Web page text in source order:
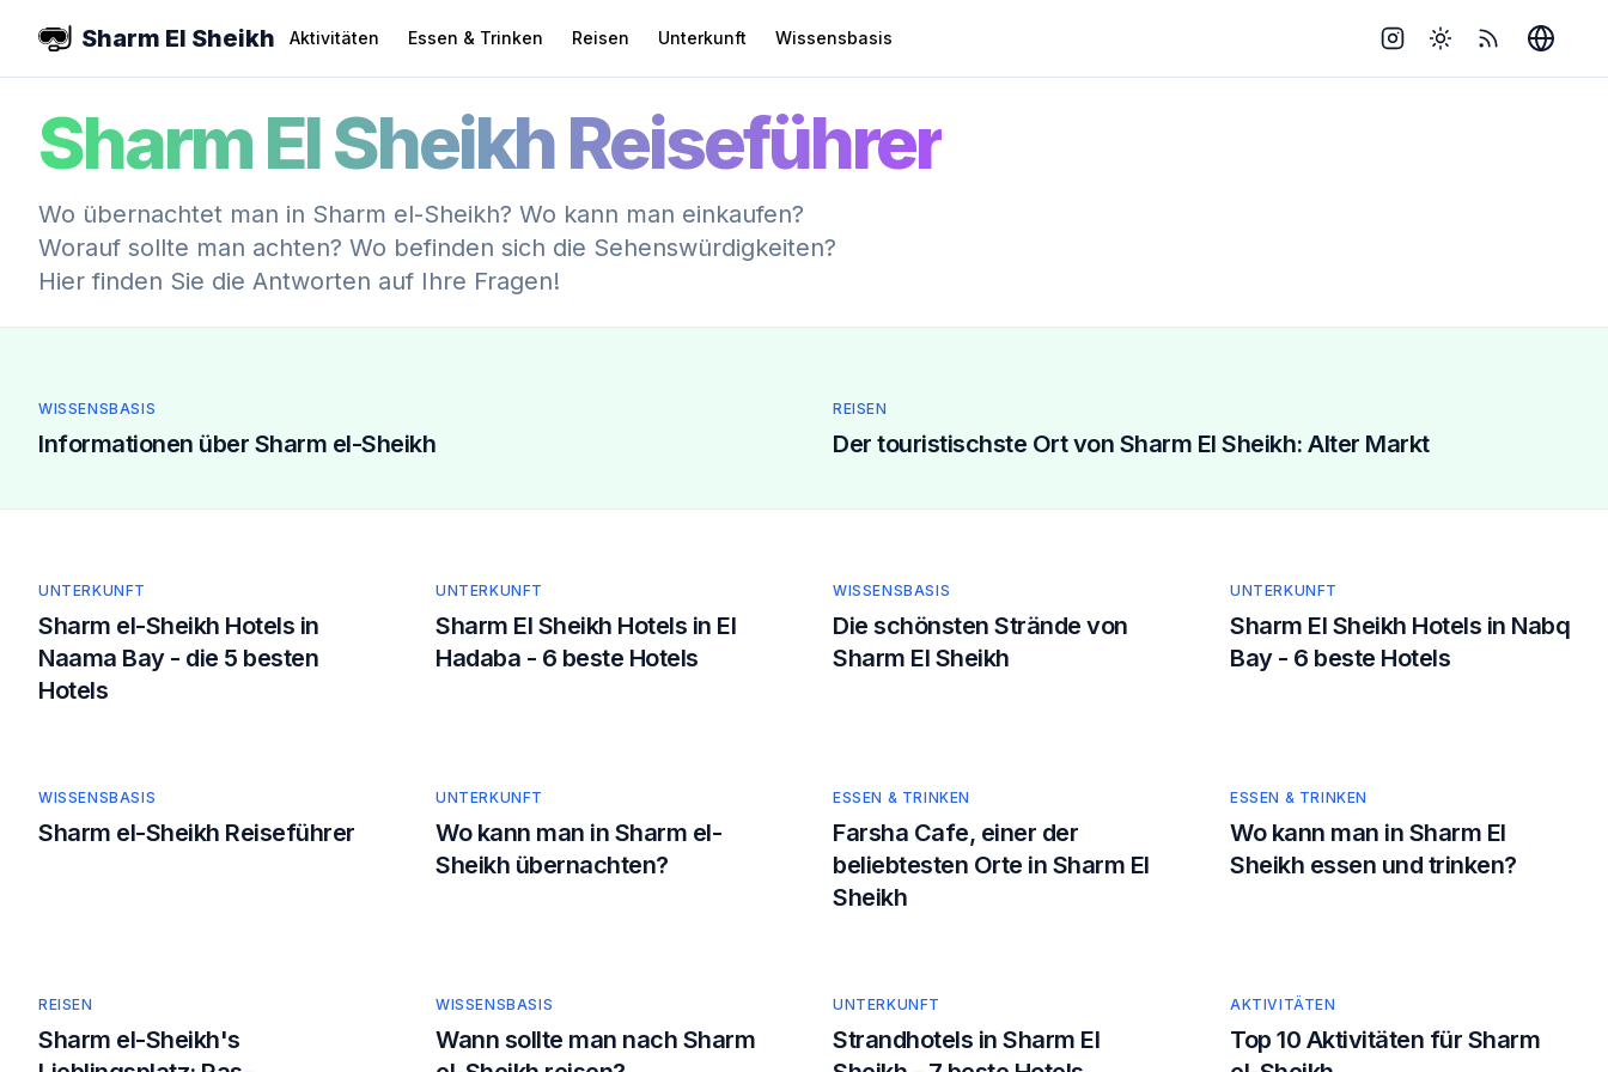
Sharm El Sheikh Aktivitäten Essen & Trinken Reisen Unterkunft Wissensbasis InstagramToggle theme
RSS
Sharm El Sheikh Reiseführer
Wo übernachtet man in Sharm el-Sheikh? Wo kann man einkaufen?
Worauf sollte man achten? Wo befinden sich die Sehenswürdigkeiten?
Hier finden Sie die Antworten auf Ihre Fragen!
WISSENSBASIS
Informationen über Sharm el-Sheikh
REISEN
Der touristischste Ort von Sharm El Sheikh: Alter Markt
UNTERKUNFT
Sharm el-Sheikh Hotels in
Naama Bay - die 5 besten
Hotels
UNTERKUNFT
Sharm El Sheikh Hotels in El
Hadaba - 6 beste Hotels
WISSENSBASIS
Die schönsten Strände von
Sharm El Sheikh
UNTERKUNFT
Sharm El Sheikh Hotels in Nabq
Bay - 6 beste Hotels
WISSENSBASIS
Sharm el-Sheikh Reiseführer
UNTERKUNFT
Wo kann man in Sharm el-
Sheikh übernachten?
ESSEN & TRINKEN
Farsha Cafe, einer der
beliebtesten Orte in Sharm El
Sheikh
ESSEN & TRINKEN
Wo kann man in Sharm El
Sheikh essen und trinken?
REISEN
Sharm el-Sheikh's
WISSENSBASIS
Wann sollte man nach Sharm
UNTERKUNFT
Strandhotels in Sharm El
AKTIVITÄTEN
Top 10 Aktivitäten für Sharm